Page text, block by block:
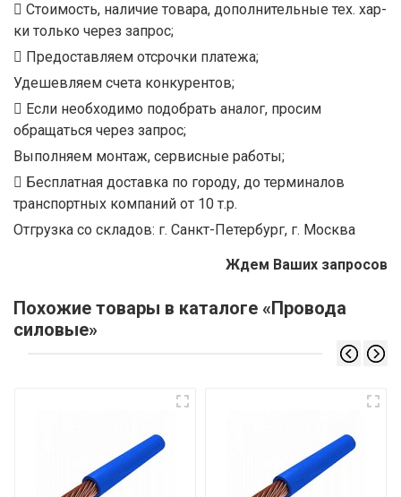
Стоимость, наличие товара, дополнительные тех. хар-
ки только через запрос;
Предоставляем отсрочки платежа;
Удешевляем счета конкурентов;
Если необходимо подобрать аналог, просим
обращаться через запрос;
Выполняем монтаж, сервисные работы;
Бесплатная доставка по городу, до терминалов
транспортных компаний от 10 т.р.
Отгрузка со складов: г. Санкт-Петербург, г. Москва
Ждем Ваших запросов
Похожие товары в каталоге «Провода
силовые»